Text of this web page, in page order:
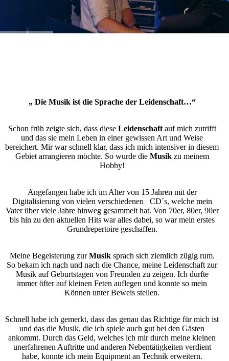
„ Die Musik ist die Sprache der Leidenschaft…“
Schon früh zeigte sich, dass diese Leidenschaftauf mich zutrifft
und das sie mein Leben in einer gewissen Art und Weise
bereichert. Mir war schnell klar, dass ich mich intensiver in diesem
Gebiet arrangieren möchte. So wurde die Musikzu meinem
Hobby!
Angefangen habe ich im Alter von 15 Jahren mit der
Digitalisierung von vielen verschiedenen CD´s, welche mein
Vater über viele Jahre hinweg gesammelt hat. Von 70er, 80er, 90er
bis hin zu den aktuellen Hits war alles dabei, so war mein erstes
Grundrepertoire geschaffen.
Meine Begeisterung zurMusiksprach sich ziemlich zügig rum.
So bekam ich nach und nach die Chance, meine Leidenschaft zur
Musik auf Geburtstagen von Freunden zu zeigen. Ich durfte
immer öfter auf kleinen Feten auflegen und konnte so mein
Können unter Beweis stellen.
Schnell habe ich gemerkt, dass das genau das Richtige für mich ist
und das die Musik, die ich spiele auch gut bei den Gästen
ankommt. Durch das Geld, welches ich mir durch meine kleinen
unerfahrenen Auftritte und anderen Nebentätigkeiten verdient
habe, konnte ich mein Equipment an Technik erweitern.